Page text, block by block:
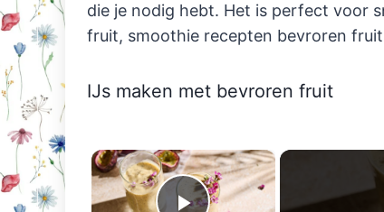
die je nodig hebt. Het is perfect voor
fruit, smoothie recepten bevroren
IJs maken met bevroren fruit
×